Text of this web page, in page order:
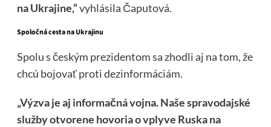
na Ukrajine,“vyhlásila Čaputová.
Spoločná cesta na Ukrajinu
Spolu s českým prezidentom sa zhodli aj na tom, že
chcú bojovať proti dezinformáciám.
„Výzva je aj informačná vojna. Naše spravodajské
služby otvorene hovoria o vplyve Ruska na